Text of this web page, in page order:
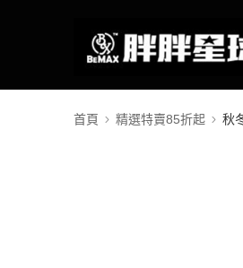
首頁 精選特賣85折起 秋